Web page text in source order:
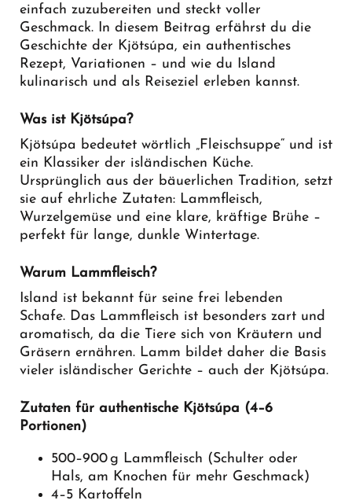
einfach zuzubereiten und steckt voller
Geschmack. In diesem Beitrag erfährst du die
Geschichte der Kjötsúpa, ein authentisches
Rezept, Variationen – und wie du Island
kulinarisch und als Reiseziel erleben kannst.
Was ist Kjötsúpa?
Kjötsúpa bedeutet wörtlich „Fleischsuppe“ und ist
ein Klassiker der isländischen Küche.
Ursprünglich aus der bäuerlichen Tradition, setzt
sie auf ehrliche Zutaten: Lammfleisch,
Wurzelgemüse und eine klare, kräftige Brühe –
perfekt für lange, dunkle Wintertage.
Warum Lammfleisch?
Island ist bekannt für seine frei lebenden
Schafe. Das Lammfleisch ist besonders zart und
aromatisch, da die Tiere sich von Kräutern und
Gräsern ernähren. Lamm bildet daher die Basis
vieler isländischer Gerichte – auch der Kjötsúpa.
Zutaten für authentische Kjötsúpa (4–6
Portionen)
500–900 g Lammfleisch (Schulter oder
Hals, am Knochen für mehr Geschmack)
4–5 Kartoffeln